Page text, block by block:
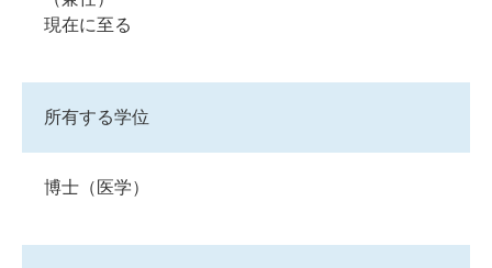
現在に至る
所有する学位
博士（医学）